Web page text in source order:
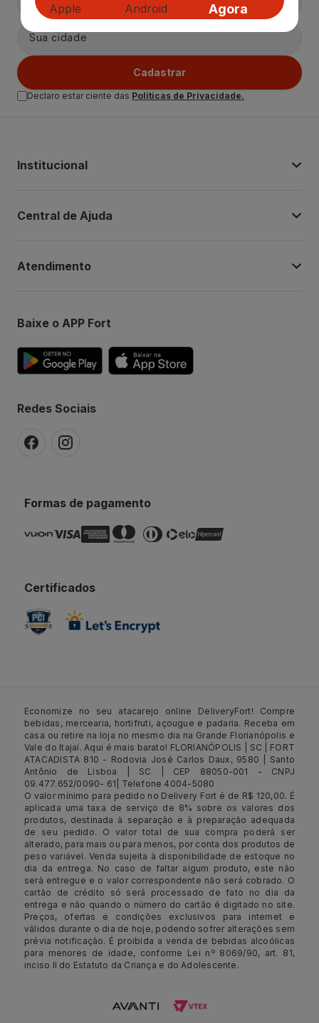
Agora
Cadastrar
Declaro estar ciente das Politicas de Privacidade.
Institucional
Central de Ajuda
Atendimento
Baixe o APP Fort
Redes Sociais
Formas de pagamento
Certificados
Economize no seu atacarejo online DeliveryFort! Compre
bebidas, mercearia, hortifruti, açougue e padaria. Receba em
casa ou retire na loja no mesmo dia na Grande Florianópolis e
Vale do Itajaí. Aqui é mais barato! FLORIANÓPOLIS | SC | FORT
ATACADISTA 810 - Rodovia José Carlos Daux, 9580 | Santo
Antônio de Lisboa | SC | CEP 88050-001 - CNPJ
09.477.652/0090- 61| Telefone 4004-5080
O valor mínimo para pedido no Delivery Fort é de R$ 120,00. É
aplicada uma taxa de serviço de 8% sobre os valores dos
produtos, destinada à separação e à preparação adequada
de seu pedido. O valor total de sua compra poderá ser
alterado, para mais ou para menos, por conta dos produtos de
peso variável. Venda sujeita à disponibilidade de estoque no
dia da entrega. No caso de faltar algum produto, este não
será entregue e o valor correspondente não será cobrado. O
cartão de crédito só será processado de fato no dia da
entrega e não quando o número do cartão é digitado no site.
Preços, ofertas e condições exclusivos para internet e
válidos durante o dia de hoje, podendo sofrer alterações sem
prévia notificação. É proibida a venda de bebidas alcoólicas
para menores de idade, conforme Lei nº 8069/90, art. 81,
inciso II do Estatuto da Criança e do Adolescente.